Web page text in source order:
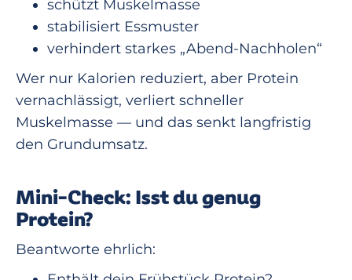
schützt Muskelmasse
stabilisiert Essmuster
verhindert starkes „Abend-Nachholen“
Wer nur Kalorien reduziert, aber Protein
vernachlässigt, verliert schneller
Muskelmasse — und das senkt langfristig
den Grundumsatz.
Mini-Check: Isst du genug
Protein?
Beantworte ehrlich: